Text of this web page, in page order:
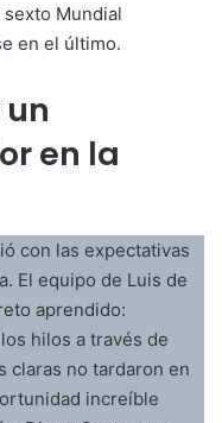
Mundial
en el último.
en la
con las expectativas
El equipo de Luis de
aprendido:
hilos a través de
claras no tardaron en
increíble